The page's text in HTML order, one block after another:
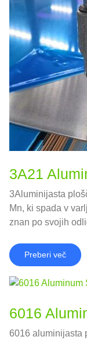
3A21
3Aluminijasta
Mn, ki spada v
znan po svojih
Preberi več
6016
6016 aluminijasta